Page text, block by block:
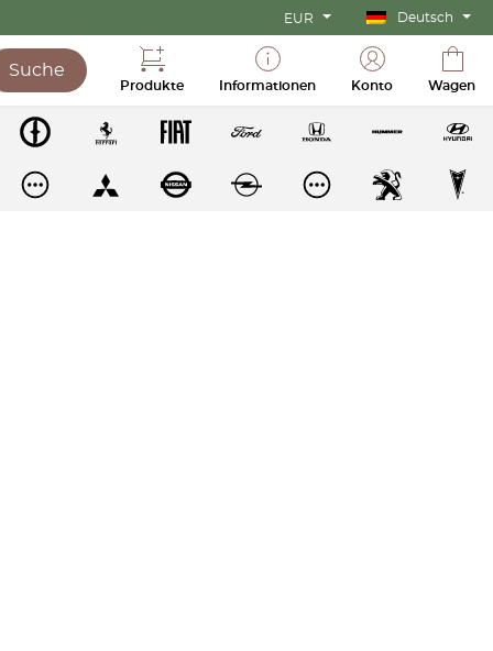
EUR Deutsch
Suche
Produkte Informationen Konto Wagen